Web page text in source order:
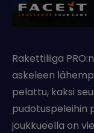
Rakettiliiga
askeleen
pelattu, kaksi
pudotuspeleihin
joukkueella on